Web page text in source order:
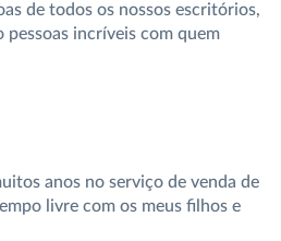
de todos os nossos escritórios,
pessoas incríveis com quem
anos no serviço de venda de
livre com os meus filhos e